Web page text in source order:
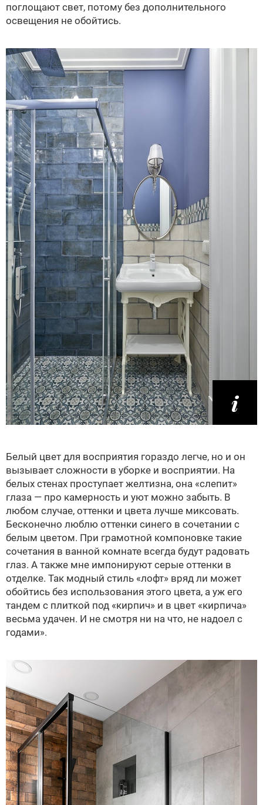
поглощают свет, потому без дополнительного
освещения не обойтись.
Белый цвет для восприятия гораздо легче, но и он
вызывает сложности в уборке и восприятии. На
белых стенах проступает желтизна, она «слепит»
глаза — про камерность и уют можно забыть. В
любом случае, оттенки и цвета лучше миксовать.
Бесконечно люблю оттенки синего в сочетании с
белым цветом. При грамотной компоновке такие
сочетания в ванной комнате всегда будут радовать
глаз. А также мне импонируют серые оттенки в
отделке. Так модный стиль «лофт» вряд ли может
обойтись без использования этого цвета, а уж его
тандем с плиткой под «кирпич» и в цвет «кирпича»
весьма удачен. И не смотря ни на что, не надоел с
годами».